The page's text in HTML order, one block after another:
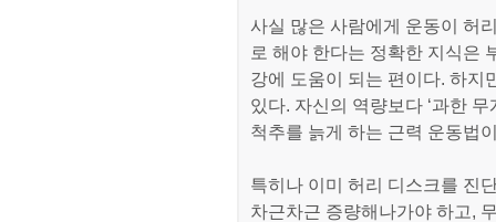
사실 많은 사람에게 운동이 허
로 해야 한다는 정확한 지식은
강에 도움이 되는 편이다. 하지
있다. 자신의 역량보다 ‘과한
척추를 늙게 하는 근력 운동법
특히나 이미 허리 디스크를 진
차근차근 증량해나가야 하고,